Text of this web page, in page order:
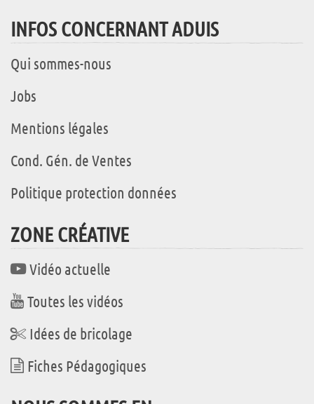
INFOS CONCERNANT ADUIS
Qui sommes-nous
Jobs
Mentions légales
Cond. Gén. de Ventes
Politique protection données
ZONE CRÉATIVE
Vidéo actuelle
Toutes les vidéos
Idées de bricolage
Fiches Pédagogiques